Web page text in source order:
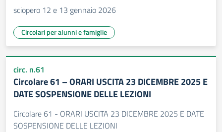
sciopero 12 e 13 gennaio 2026
Circolari per alunni e famiglie
circ. n.61
Circolare 61 – ORARI USCITA 23 DICEMBRE 2025 E
DATE SOSPENSIONE DELLE LEZIONI
Circolare 61 - ORARI USCITA 23 DICEMBRE 2025 E DATE
SOSPENSIONE DELLE LEZIONI